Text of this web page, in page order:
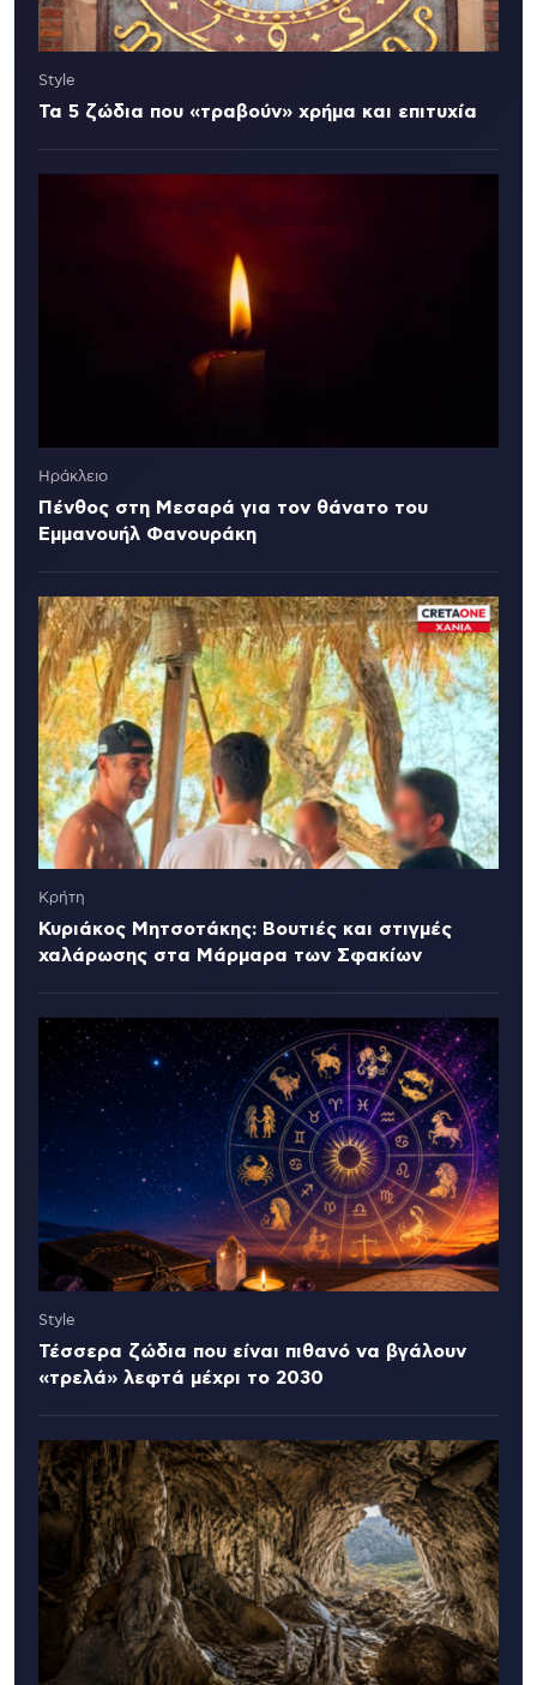
Style
Τα 5 ζώδια που «τραβούν» χρήμα και επιτυχία
Ηράκλειο
Πένθος στη Μεσαρά για τον θάνατο του
Εμμανουήλ Φανουράκη
Κρήτη
Κυριάκος Μητσοτάκης: Βουτιές και στιγμές
χαλάρωσης στα Μάρμαρα των Σφακίων
Style
Τέσσερα ζώδια που είναι πιθανό να βγάλουν
«τρελά» λεφτά μέχρι το 2030